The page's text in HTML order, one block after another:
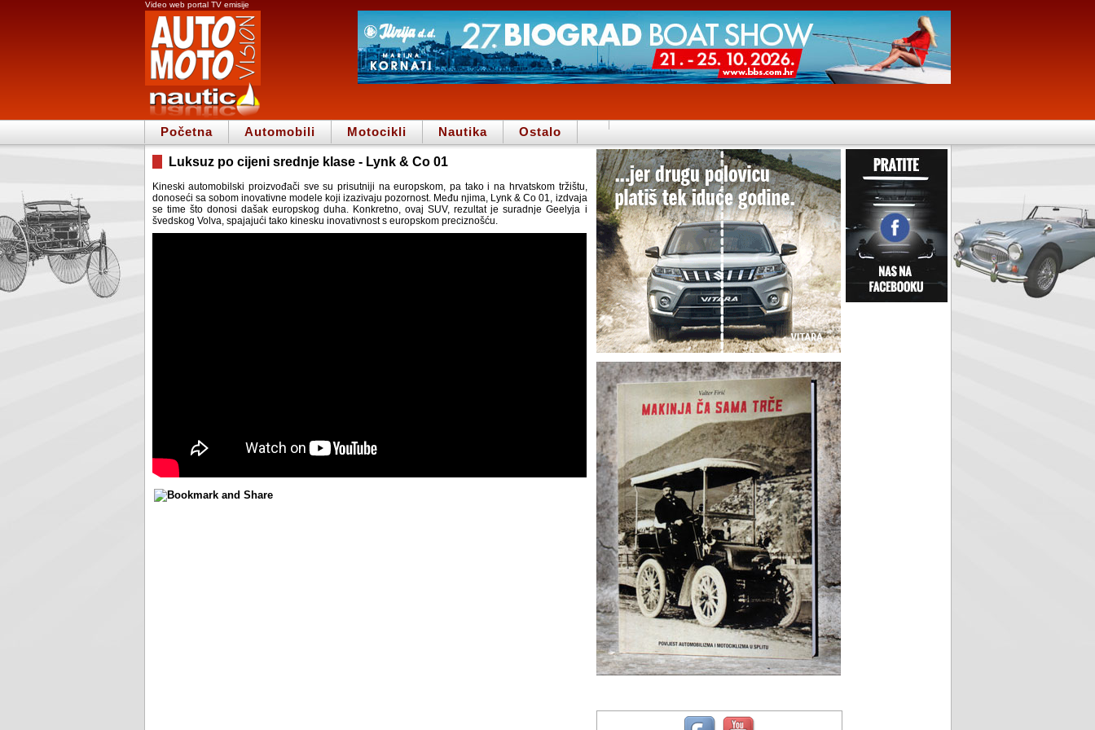
Video web portal TV emisije
Početna Automobili Motocikli Nautika Ostalo
Luksuz po cijeni srednje klase - Lynk & Co 01
Kineski automobilski proizvođači sve su prisutniji na europskom, pa tako i na hrvatskom tržištu,
donoseći sa sobom inovativne modele koji izazivaju pozornost. Među njima, Lynk & Co 01, izdvaja
se time što donosi dašak europskog duha. Konkretno, ovaj SUV, rezultat je suradnje Geelyja i
švedskog Volva, spajajući tako kinesku inovativnost s europskom preciznošću.